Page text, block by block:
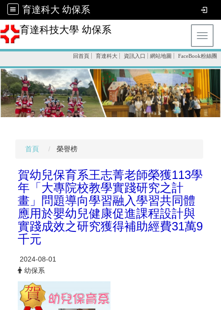
育達科大 幼保系
育達科技大學 幼保系
回首頁 育達科大 資訊入口 網站地圖 FaceBook粉絲團
首頁 榮譽榜
賀幼兒保育系王志菁老師榮獲113學
年「大專院校教學實踐研究之計
畫」問題導向學習融入學習共同體
應用於嬰幼兒健康促進課程設計與
實踐成效之研究獲得補助經費31萬9
千元
2024-08-01
幼保系